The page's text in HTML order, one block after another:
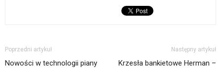
Poprzedni artykuł
Nowości w technologii piany
Następny artykuł
Krzesła bankietowe Herman –